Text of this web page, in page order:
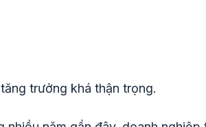
trưởng khá thận trọng.